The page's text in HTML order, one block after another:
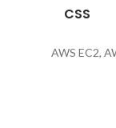
CSS
AWS EC2,